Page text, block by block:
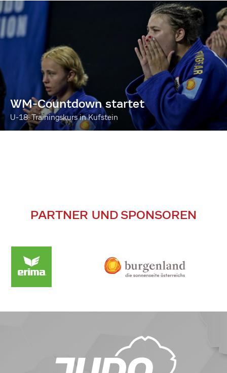
WM-Countdown startet
U-18: Trainingskurs in Kufstein
PARTNER UND SPONSOREN